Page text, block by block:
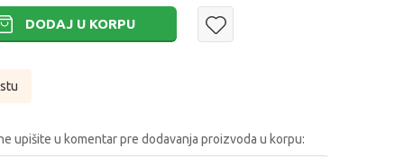
DODAJ U KORPU
upišite u komentar pre dodavanja proizvoda u korpu: